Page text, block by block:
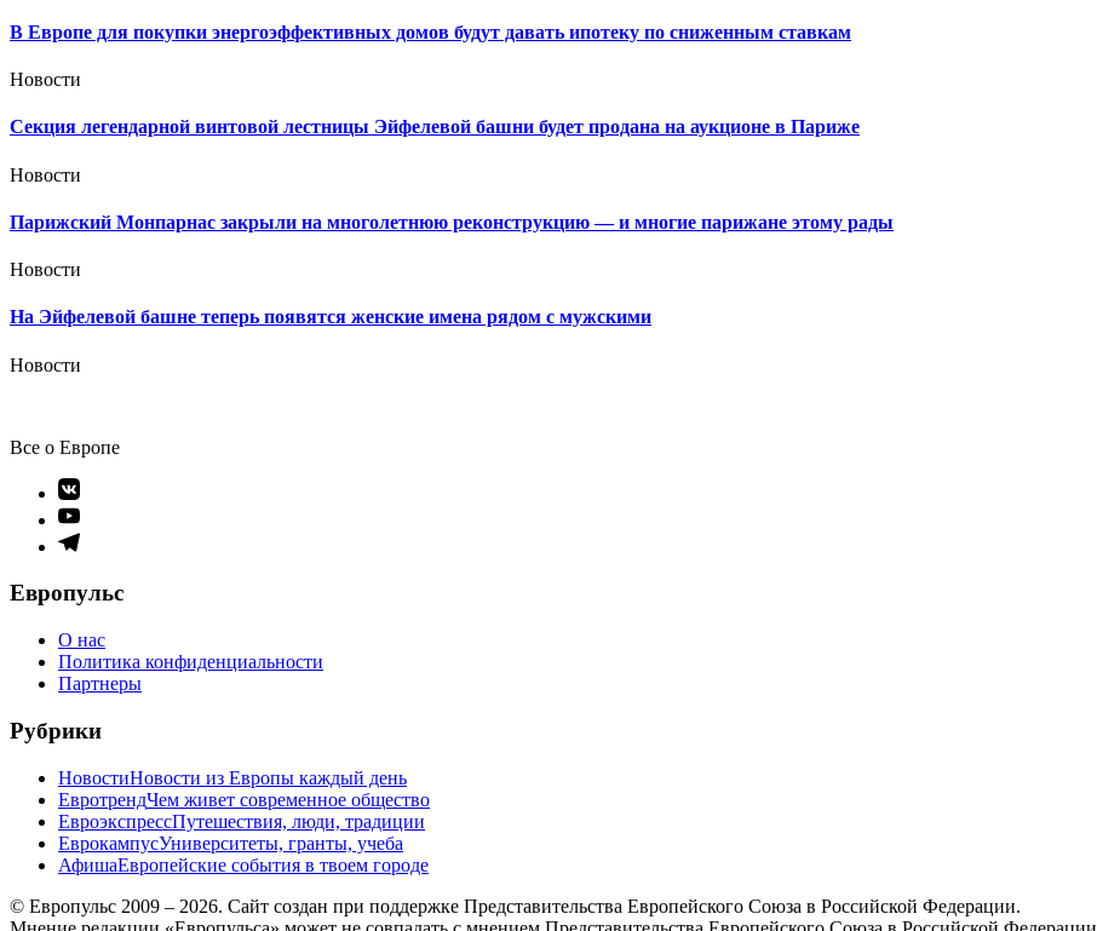
В Европе для покупки энергоэффективных домов будут давать ипотеку по сниженным ставкам
Новости
Секция легендарной винтовой лестницы Эйфелевой башни будет продана на аукционе в Париже
Новости
Парижский Монпарнас закрыли на многолетнюю реконструкцию — и многие парижане этому рады
Новости
На Эйфелевой башне теперь появятся женские имена рядом с мужскими
Новости
Все о Европе
Элемент
меню
Элемент
меню
Элемент
Европульс
О нас
Политика конфиденциальности
Партнеры
Рубрики
НовостиНовости из Европы каждый день
ЕвротрендЧем живет современное общество
ЕвроэкспрессПутешествия, люди, традиции
ЕврокампусУниверситеты, гранты, учеба
АфишаЕвропейские события в твоем городе
© Европульс 2009 – 2026. Сайт создан при поддержке Представительства Европейского Союза в Российской Федерации.